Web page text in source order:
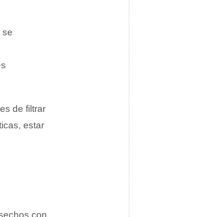
se
de filtrar
estar
con